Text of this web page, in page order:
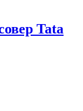
Tata